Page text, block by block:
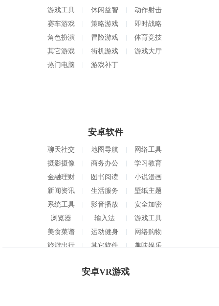
游戏工具 休闲益智
动作射击
赛车游戏
策略游戏
即时战略
角色扮演
冒险游戏
体育竞技
其它游戏
街机游戏
游戏大厅
热门电脑
游戏补丁
安卓软件
聊天社交 地图导航
网络工具
摄影摄像
商务办公
学习教育
金融理财
图书阅读
小说漫画
新闻资讯
生活服务
壁纸主题
系统工具
影音播放
安全加密
浏览器
输入法
游戏工具
美食菜谱
运动健身
网络购物
旅游出行
其它软件 趣味娱乐
安卓VR游戏